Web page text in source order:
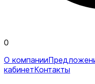
0
О компании
кабинетКонтакты